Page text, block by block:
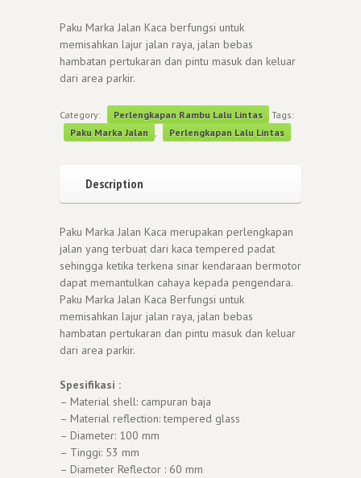
Paku Marka Jalan Kaca berfungsi untuk
memisahkan lajur jalan raya, jalan bebas
hambatan pertukaran dan pintu masuk dan keluar
dari area parkir.
Category: Perlengkapan Rambu Lalu Lintas
Tags:
Paku Marka Jalan
Perlengkapan Lalu Lintas
Description
Paku Marka Jalan Kaca merupakan perlengkapan
jalan yang terbuat dari kaca tempered padat
sehingga ketika terkena sinar kendaraan bermotor
dapat memantulkan cahaya kepada pengendara.
Paku Marka Jalan Kaca Berfungsi untuk
memisahkan lajur jalan raya, jalan bebas
hambatan pertukaran dan pintu masuk dan keluar
dari area parkir.
Spesifikasi :
– Material shell: campuran baja
– Material reflection: tempered glass
– Diameter: 100 mm
– Tinggi: 53 mm
– Diameter Reflector : 60 mm